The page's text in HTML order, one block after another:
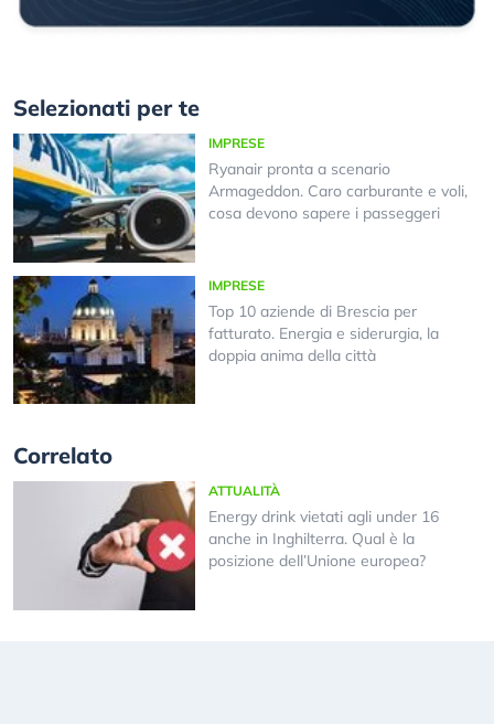
Selezionati per te
IMPRESE
Ryanair pronta a scenario
Armageddon. Caro carburante e voli,
cosa devono sapere i passeggeri
IMPRESE
Top 10 aziende di Brescia per
fatturato. Energia e siderurgia, la
doppia anima della città
Correlato
ATTUALITÀ
Energy drink vietati agli under 16
anche in Inghilterra. Qual è la
posizione dell’Unione europea?